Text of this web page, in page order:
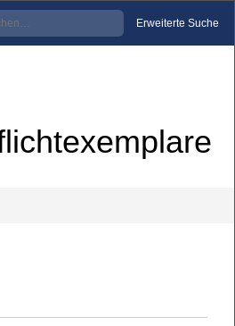
Erweiterte Suche